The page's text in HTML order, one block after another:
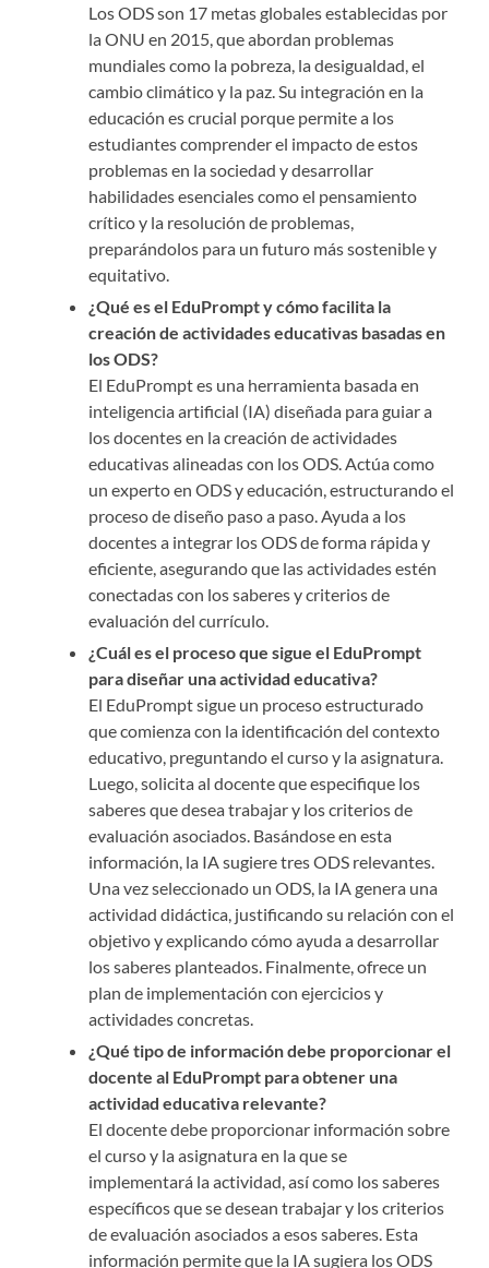
Los ODS son 17 metas globales establecidas por
la ONU en 2015, que abordan problemas
mundiales como la pobreza, la desigualdad, el
cambio climático y la paz. Su integración en la
educación es crucial porque permite a los
estudiantes comprender el impacto de estos
problemas en la sociedad y desarrollar
habilidades esenciales como el pensamiento
crítico y la resolución de problemas,
preparándolos para un futuro más sostenible y
equitativo.
¿Qué es el EduPrompt y cómo facilita la
creación de actividades educativas basadas en
los ODS?
El EduPrompt es una herramienta basada en
inteligencia artificial (IA) diseñada para guiar a
los docentes en la creación de actividades
educativas alineadas con los ODS. Actúa como
un experto en ODS y educación, estructurando el
proceso de diseño paso a paso. Ayuda a los
docentes a integrar los ODS de forma rápida y
eficiente, asegurando que las actividades estén
conectadas con los saberes y criterios de
evaluación del currículo.
¿Cuál es el proceso que sigue el EduPrompt
para diseñar una actividad educativa?
El EduPrompt sigue un proceso estructurado
que comienza con la identificación del contexto
educativo, preguntando el curso y la asignatura.
Luego, solicita al docente que especifique los
saberes que desea trabajar y los criterios de
evaluación asociados. Basándose en esta
información, la IA sugiere tres ODS relevantes.
Una vez seleccionado un ODS, la IA genera una
actividad didáctica, justificando su relación con el
objetivo y explicando cómo ayuda a desarrollar
los saberes planteados. Finalmente, ofrece un
plan de implementación con ejercicios y
actividades concretas.
¿Qué tipo de información debe proporcionar el
docente al EduPrompt para obtener una
actividad educativa relevante?
El docente debe proporcionar información sobre
el curso y la asignatura en la que se
implementará la actividad, así como los saberes
específicos que se desean trabajar y los criterios
de evaluación asociados a esos saberes. Esta
información permite que la IA sugiera los ODS